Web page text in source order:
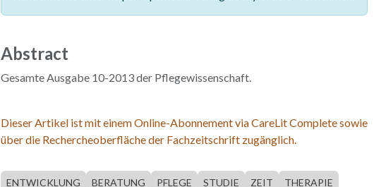
Abstract
Gesamte Ausgabe 10-2013 der Pflegewissenschaft.
Dieser Artikel ist mit einem Online-Abonnement via CareLit Complete sowie
über die Rechercheoberfläche der Fachzeitschrift zugänglich.
ENTWICKLUNG BERATUNG PFLEGE STUDIE ZEIT
THERAPIE